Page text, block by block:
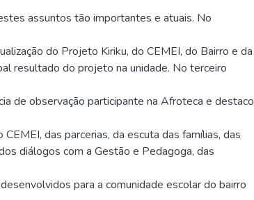
assuntos tão importantes e atuais. No
do Projeto Kiriku, do CEMEI, do Bairro e da
resultado do projeto na unidade. No terceiro
de observação participante na Afroteca e destaco
das parcerias, da escuta das famílias, das
diálogos com a Gestão e Pedagoga, das
para a comunidade escolar do bairro